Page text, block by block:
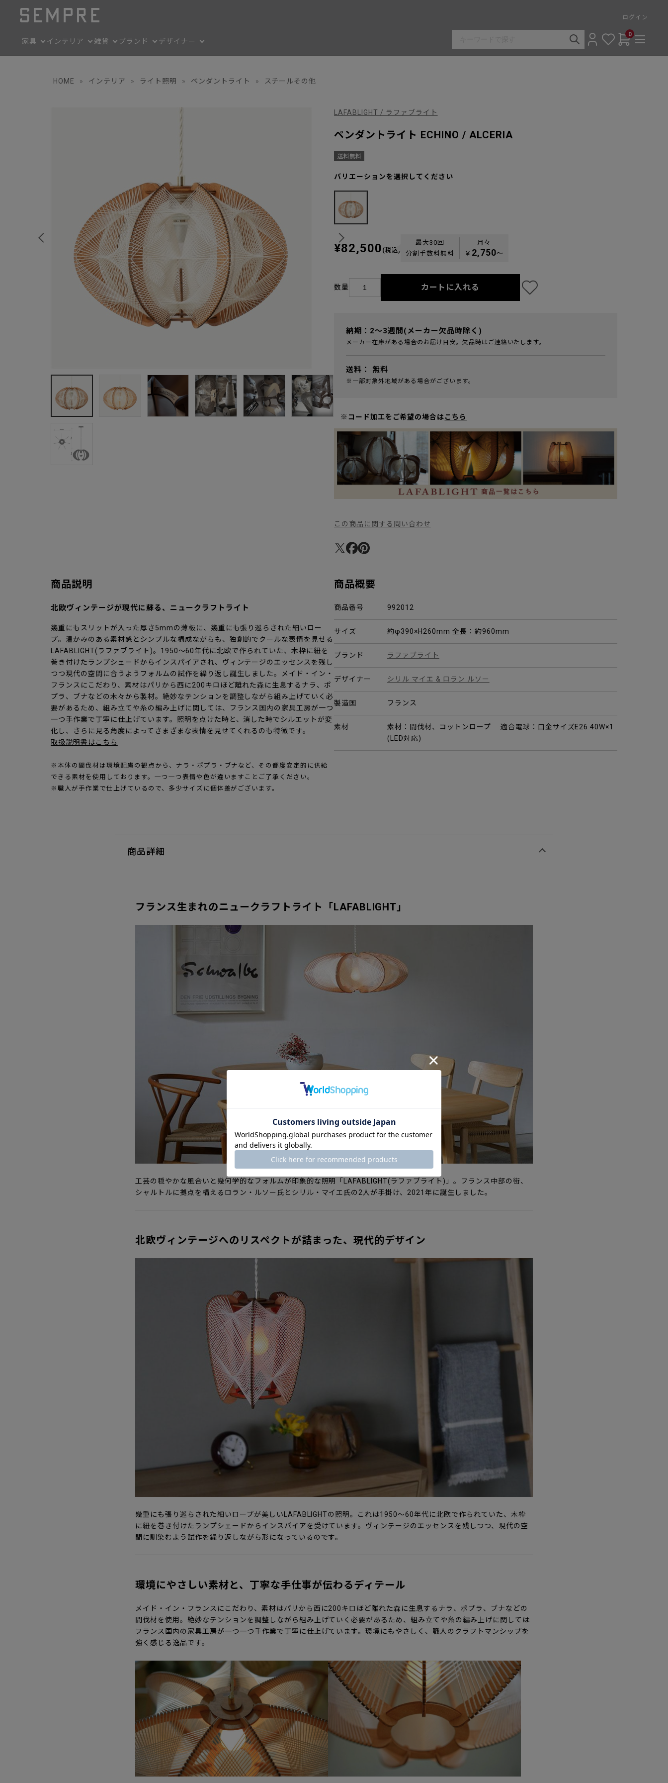
ログイン
家具 インテリア 雑貨 ブランド デザイナー
0
HOME » インテリア » ライト照明 » ペンダントライト » スチールその他
LAFABLIGHT / ラファブライト
ペンダントライト ECHINO / ALCERIA
バリエーションを選択してください
¥82,500 (税込)
最大30回
分割手数料無料
月々
￥ 2,750〜
数量 カートに入れる
納期：2～3週間(メーカー欠品時除く)
メーカー在庫がある場合のお届け目安。欠品時はご連絡いたします。
送料： 無料
※一部対象外地域がある場合がございます。
※コード加工をご希望の場合はこちら
この商品に関する問い合わせ
商品説明
北欧ヴィンテージが現代に蘇る、ニュークラフトライト
幾重にもスリットが入った厚さ5mmの薄板に、幾重にも張り巡らされた細いロー
プ。温かみのある素材感とシンプルな構成ながらも、独創的でクールな表情を見せる
LAFABLIGHT(ラファブライト)。1950～60年代に北欧で作られていた、木枠に紐を
巻き付けたランプシェードからインスパイアされ、ヴィンテージのエッセンスを残し
つつ現代の空間に合うようフォルムの試作を繰り返し誕生しました。メイド・イン・
フランスにこだわり、素材はパリから西に200キロほど離れた森に生息するナラ、ポ
プラ、ブナなどの木々から製材。絶妙なテンションを調整しながら組み上げていく必
要があるため、組み立てや糸の編み上げに関しては、フランス国内の家具工房が一つ
一つ手作業で丁寧に仕上げています。照明を点けた時と、消した時でシルエットが変
化し、さらに見る角度によってさまざまな表情を見せてくれるのも特徴です。
取扱説明書はこちら
※本体の間伐材は環境配慮の観点から、ナラ・ポプラ・ブナなど、その都度安定的に供給
できる素材を使用しております。一つ一つ表情や色が違いますことご了承ください。
※職人が手作業で仕上げているので、多少サイズに個体差がございます。
商品概要
商品番号 992012
サイズ 約φ390×H260mm 全長：約960mm
ブランド ラファブライト
デザイナー シリル マイエ & ロラン ルソー
製造国 フランス
素材
素材：間伐材、コットンロープ 適合電球：口金サイズE26 40W×1
(LED対応)
商品詳細
フランス生まれのニュークラフトライト「LAFABLIGHT」
工芸の穏やかな風合いと幾何学的なフォルムが印象的な照明「LAFABLIGHT(ラファブライト)」。フランス中部の街、
シャルトルに拠点を構えるロラン・ルソー氏とシリル・マイエ氏の2人が手掛け、2021年に誕生しました。
北欧ヴィンテージへのリスペクトが詰まった、現代的デザイン
幾重にも張り巡らされた細いロープが美しいLAFABLIGHTの照明。これは1950〜60年代に北欧で作られていた、木枠
に紐を巻き付けたランプシェードからインスパイアを受けています。ヴィンテージのエッセンスを残しつつ、現代の空
間に馴染むよう試作を繰り返しながら形になっているのです。
環境にやさしい素材と、丁寧な手仕事が伝わるディテール
メイド・イン・フランスにこだわり、素材はパリから西に200キロほど離れた森に生息するナラ、ポプラ、ブナなどの
間伐材を使用。絶妙なテンションを調整しながら組み上げていく必要があるため、組み立てや糸の編み上げに関しては
フランス国内の家具工房が一つ一つ手作業で丁寧に仕上げています。環境にもやさしく、職人のクラフトマンシップを
強く感じる逸品です。